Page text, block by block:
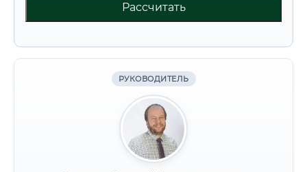
Рассчитать
РУКОВОДИТЕЛЬ